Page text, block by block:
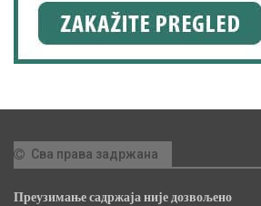
Сва права задржана
Преузимање садржаја није дозвољено